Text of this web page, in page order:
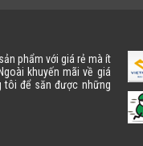
phẩm với giá rẻ mà ít
khuyến mãi về giá
tôi để săn được những